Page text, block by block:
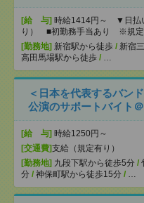
[給 与] 時給1414円～ ▼日払
り） ■初勤務手当あり ※規定
[勤務地] 新宿駅から徒歩 / 新宿
高田馬場駅から徒歩 / …
＜日本を代表するバン
公演のサポートバイト
[給 与] 時給1250円～
[交通費]支給（規定有り）
[勤務地] 九段下駅から徒歩5分 /
分 / 神保町駅から徒歩15分 / …